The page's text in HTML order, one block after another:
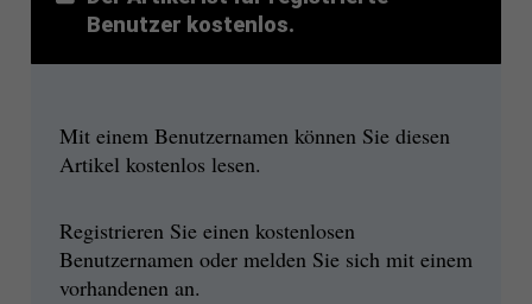
Benutzer kostenlos.
Mit einem Benutzernamen können Sie diesen
Artikel kostenlos lesen.
Registrieren Sie einen kostenlosen
Benutzernamen oder melden Sie sich mit einem
vorhandenen an.